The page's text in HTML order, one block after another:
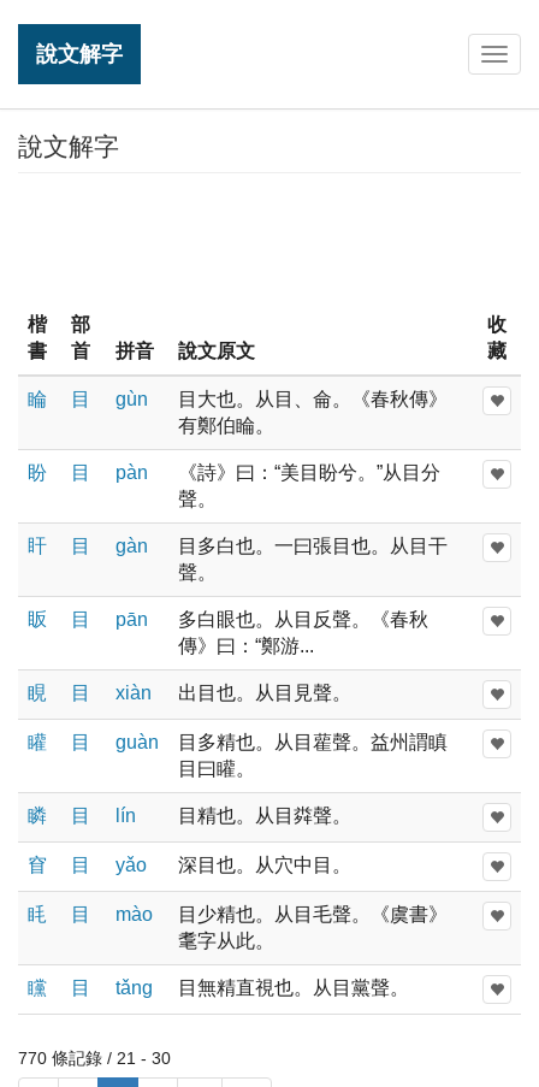
說文解字
說文解字
楷
書
部
首
拼音 說文原文
收
藏
睔 目 ɡùn
目大也。从目、侖。《春秋傳》
有鄭伯睔。
盼 目 pàn
《詩》曰：“美目盼兮。”从目分
聲。
盰 目 ɡàn
目多白也。一曰張目也。从目干
聲。
眅 目 pān
多白眼也。从目反聲。《春秋
傳》曰：“鄭游...
睍 目 xiàn 出目也。从目見聲。
矔 目 ɡuàn
目多精也。从目雚聲。益州謂瞋
目曰矔。
瞵 目 lín 目精也。从目粦聲。
窅 目 yǎo 深目也。从穴中目。
眊 目 mào
目少精也。从目毛聲。《虞書》
耄字从此。
矘 目 tǎnɡ 目無精直視也。从目黨聲。
770 條記錄 / 21 - 30